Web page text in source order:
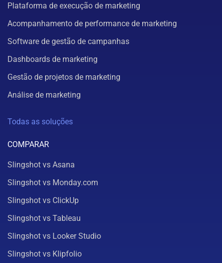
Plataforma de execução de marketing
Acompanhamento de performance de marketing
Software de gestão de campanhas
Dashboards de marketing
Gestão de projetos de marketing
Análise de marketing
Todas as soluções
COMPARAR
Slingshot vs Asana
Slingshot vs Monday.com
Slingshot vs ClickUp
Slingshot vs Tableau
Slingshot vs Looker Studio
Slingshot vs Klipfolio